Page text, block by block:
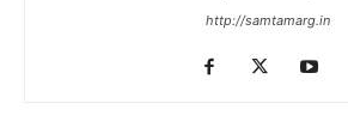
http://samtamarg.in